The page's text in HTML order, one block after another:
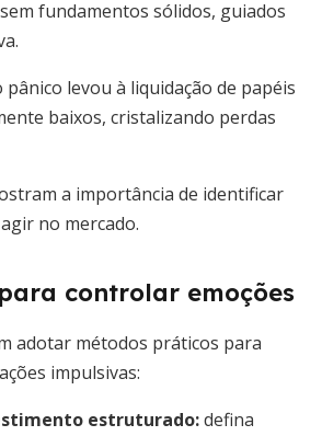
fundamentos sólidos, guiados
pânico levou à liquidação de papéis
baixos, cristalizando perdas
a importância de identificar
no mercado.
controlar emoções
adotar métodos práticos para
impulsivas:
estruturado:defina